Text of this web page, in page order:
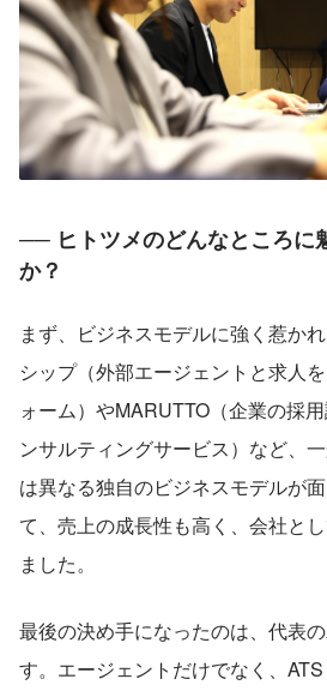
── ヒトツメのどんなところに
か？
まず、ビジネスモデルに強く惹か
シップ（外部エージェントと求人
ォーム）やMARUTTO（企業の採
ンサルティングサービス）など、
は異なる独自のビジネスモデルが
て、売上の成長性も高く、会社と
ました。
最後の決め手になったのは、代表
す。エージェントだけでなく、